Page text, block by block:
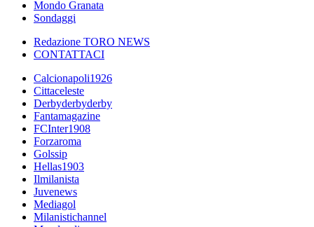
Mondo Granata
Sondaggi
Redazione TORO NEWS
CONTATTACI
Calcionapoli1926
Cittaceleste
Derbyderbyderby
Fantamagazine
FCInter1908
Forzaroma
Golssip
Hellas1903
Ilmilanista
Juvenews
Mediagol
Milanistichannel